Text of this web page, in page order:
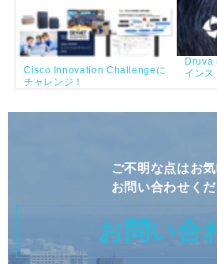
Cisco Innovation Challengeに
チャレンジ！
Druva
インス
ご不明な点はお
お問い合わせく
お問い合